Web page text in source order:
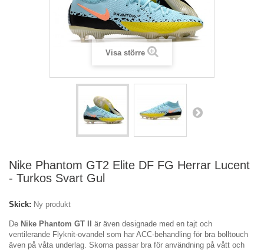
Visa större
Nike Phantom GT2 Elite DF FG Herrar Lucent
- Turkos Svart Gul
Skick: Ny produkt
De Nike Phantom GT II
är även designade med en tajt och
ventilerande Flyknit-ovandel som har ACC-behandling för bra bolltouch
även på våta underlag. Skorna passar bra för användning på vått och